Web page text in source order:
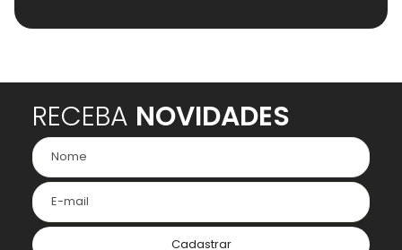
RECEBA NOVIDADES
Cadastrar